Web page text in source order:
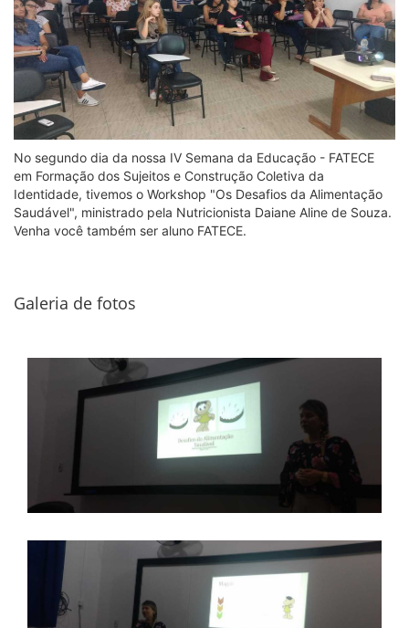
No segundo dia da nossa IV Semana da Educação - FATECE
em Formação dos Sujeitos e Construção Coletiva da
Identidade, tivemos o Workshop "Os Desafios da Alimentação
Saudável", ministrado pela Nutricionista Daiane Aline de Souza.
Venha você também ser aluno FATECE.
Galeria de fotos